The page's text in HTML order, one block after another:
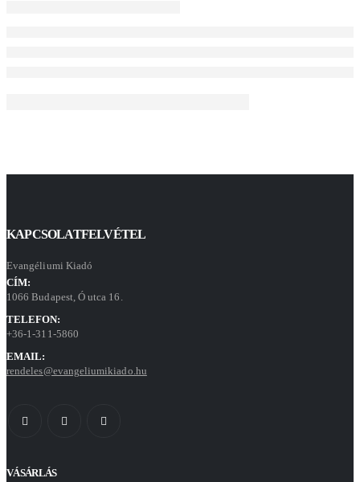
KAPCSOLATFELVÉTEL
Evangéliumi Kiadó
CÍM:
1066 Budapest, Ó utca 16.
TELEFON:
+36-1-311-5860
EMAIL:
rendeles@evangeliumikiado.hu
VÁSÁRLÁS